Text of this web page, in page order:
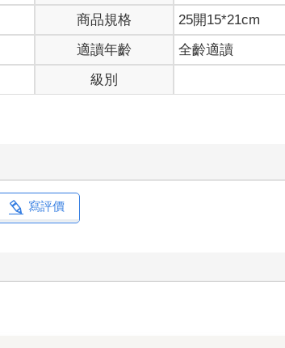
則易之。」意思是白居易每作一首詩，便讓老婦
年級兒子讀過，如果覺得好看就收錄，否則再繼
識及一些成語詞語，趁機也偷塞點枯燥知識，希
此充斥不少考據上的錯誤，這次要出書，我不敢
》等官方正統的資料，然而可能還是會有引用錯
人及作品背後有趣的小故事，讓課本上的知識能
基法，當然也不會有資遣費或各種保障，尤其在
勞工，成功逆轉勝二度就業！
商品規格
25開15*21cm
適讀年齡
全齡適讀
級別
寫評價